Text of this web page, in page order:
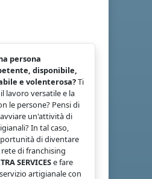
persona
disponibile,
e volenterosa?Ti
lavoro versatile e la
le persone? Pensi di
un'attività di
In tal caso,
di diventare
di franchising
SERVICESe fare
artigianale con